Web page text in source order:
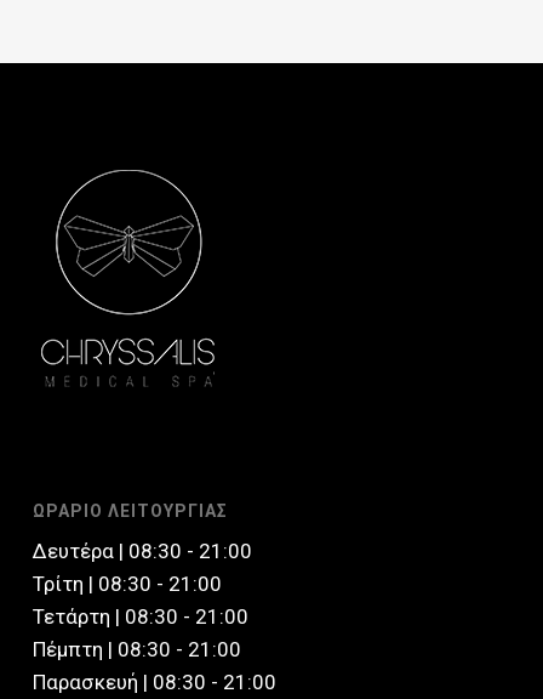
ΩΡΑΡΙΟ ΛΕΙΤΟΥΡΓΙΑΣ
Δευτέρα | 08:30 - 21:00
Τρίτη | 08:30 - 21:00
Τετάρτη | 08:30 - 21:00
Πέμπτη | 08:30 - 21:00
Παρασκευή | 08:30 - 21:00